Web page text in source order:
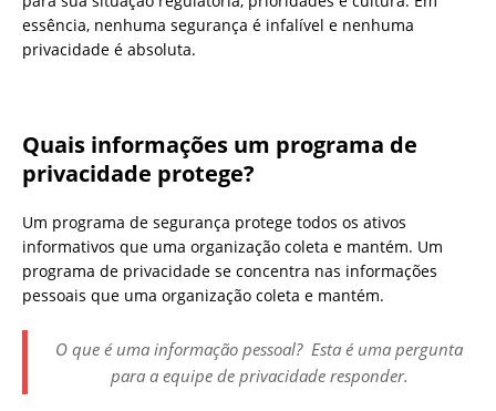
essência, nenhuma segurança é infalível e nenhuma
privacidade é absoluta.
Quais informações um programa de
privacidade protege?
Um programa de segurança protege todos os ativos
informativos que uma organização coleta e mantém. Um
programa de privacidade se concentra nas informações
pessoais que uma organização coleta e mantém.
O que é uma informação pessoal? Esta é uma pergunta
para a equipe de privacidade responder.